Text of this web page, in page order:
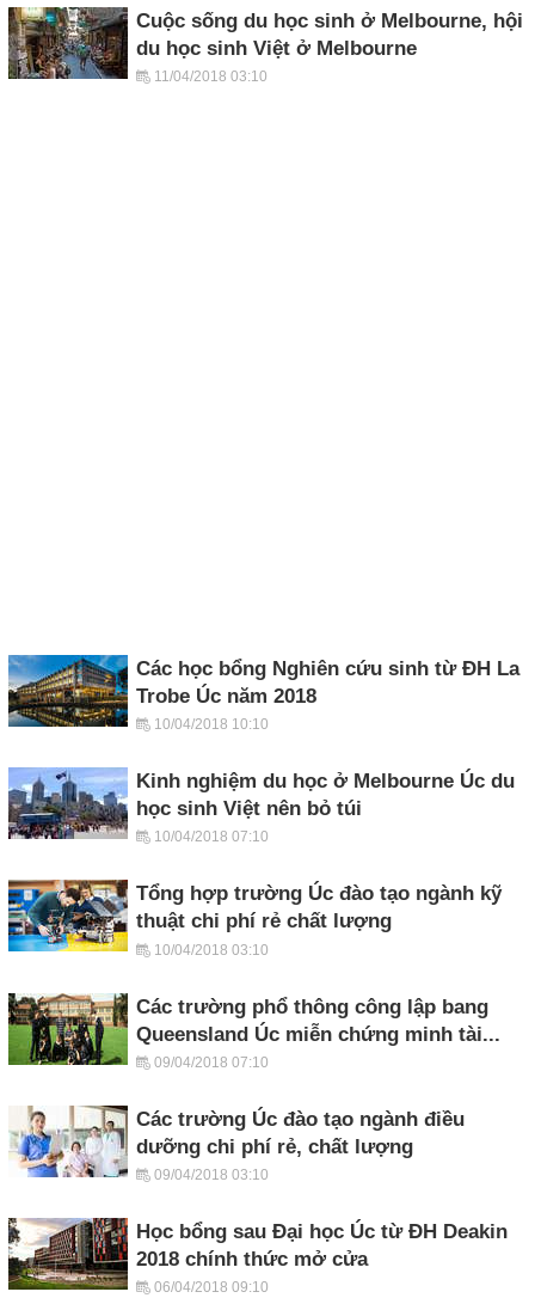
Cuộc sống du học sinh ở Melbourne, hội
du học sinh Việt ở Melbourne
11/04/2018 03:10
Các học bổng Nghiên cứu sinh từ ĐH La
Trobe Úc năm 2018
10/04/2018 10:10
Kinh nghiệm du học ở Melbourne Úc du
học sinh Việt nên bỏ túi
10/04/2018 07:10
Tổng hợp trường Úc đào tạo ngành kỹ
thuật chi phí rẻ chất lượng
10/04/2018 03:10
Các trường phổ thông công lập bang
Queensland Úc miễn chứng minh tài...
09/04/2018 07:10
Các trường Úc đào tạo ngành điều
dưỡng chi phí rẻ, chất lượng
09/04/2018 03:10
Học bổng sau Đại học Úc từ ĐH Deakin
2018 chính thức mở cửa
06/04/2018 09:10